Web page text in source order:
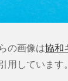
の画像は協和
用しています。